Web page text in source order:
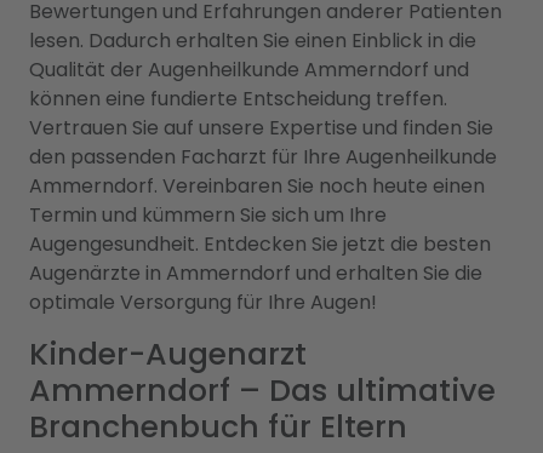
Bewertungen und Erfahrungen anderer Patienten
lesen. Dadurch erhalten Sie einen Einblick in die
Qualität der Augenheilkunde Ammerndorf und
können eine fundierte Entscheidung treffen.
Vertrauen Sie auf unsere Expertise und finden Sie
den passenden Facharzt für Ihre Augenheilkunde
Ammerndorf. Vereinbaren Sie noch heute einen
Termin und kümmern Sie sich um Ihre
Augengesundheit. Entdecken Sie jetzt die besten
Augenärzte in Ammerndorf und erhalten Sie die
optimale Versorgung für Ihre Augen!
Kinder-Augenarzt
Ammerndorf – Das ultimative
Branchenbuch für Eltern